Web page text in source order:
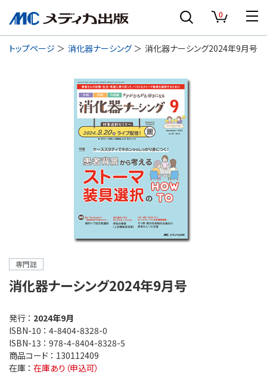
0
トップページ 消化器ナーシング 消化器ナーシング2024年9月号
専門誌
消化器ナーシング2024年9月号
発行 ： 2024年9月
ISBN-10 ： 4-8404-8328-0
ISBN-13 ： 978-4-8404-8328-5
商品コード ： 130112409
在庫 ： 在庫あり（申込可）